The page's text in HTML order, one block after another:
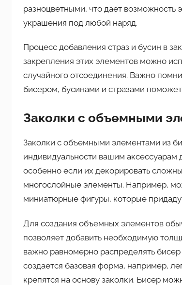
разноцветными, что дает возможность
украшения под любой наряд.
Процесс добавления страз и бусин в
закрепления этих элементов можно
случайного отсоединения. Важно
бисером, бусинами и стразами
Заколки с объемными
Заколки с объемными элементами из
индивидуальности вашим аксессуарам
особенно если их декорировать
многослойные элементы. Например,
миниатюрные фигуры, которые
Для создания объемных элементов
позволяет добавить необходимую
важно равномерно распределять
создается базовая форма, например,
крепятся на основу заколки. Бисер